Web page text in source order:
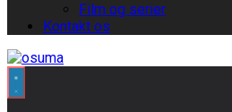
Film og serier
Kontakt os